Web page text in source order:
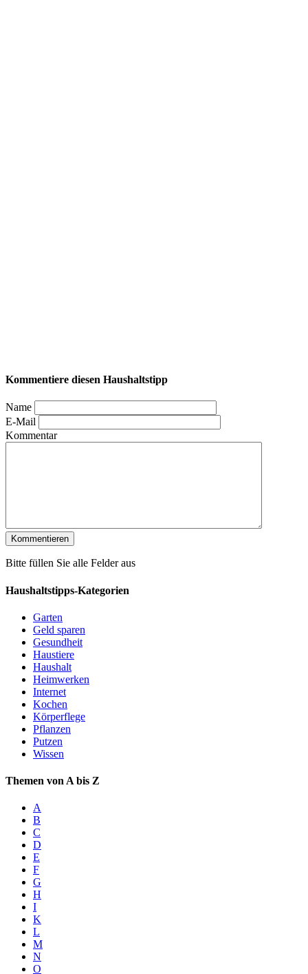
Kommentiere diesen Haushaltstipp
Name
E-Mail
Kommentar
Bitte füllen Sie alle Felder aus
Haushaltstipps-Kategorien
Garten
Geld sparen
Gesundheit
Haustiere
Haushalt
Heimwerken
Internet
Kochen
Körperflege
Pflanzen
Putzen
Wissen
Themen von A bis Z
A
B
C
D
E
F
G
H
I
K
L
M
N
O